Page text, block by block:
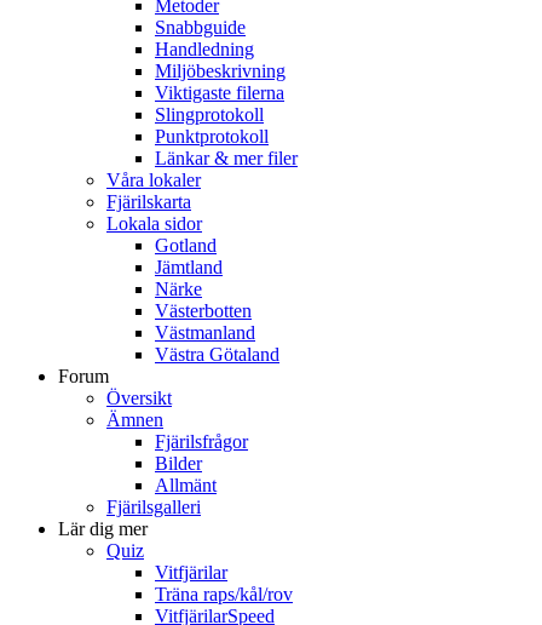
Metoder
Snabbguide
Handledning
Miljöbeskrivning
Viktigaste filerna
Slingprotokoll
Punktprotokoll
Länkar & mer filer
Våra lokaler
Fjärilskarta
Lokala sidor
Gotland
Jämtland
Närke
Västerbotten
Västmanland
Västra Götaland
Forum
Översikt
Ämnen
Fjärilsfrågor
Bilder
Allmänt
Fjärilsgalleri
Lär dig mer
Quiz
Vitfjärilar
Träna raps/kål/rov
VitfjärilarSpeed